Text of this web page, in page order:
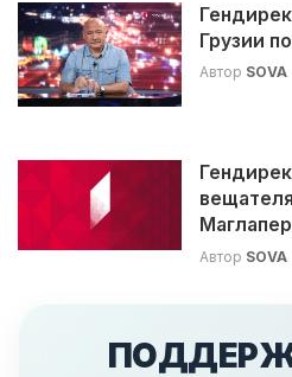
Грузии
Автор SOVA
Автор SOVA